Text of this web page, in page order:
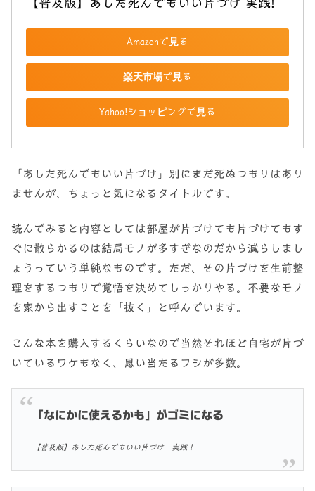
【普及版】あした死んでもいい片づけ 実践!
Amazonで見る
楽天市場で見る
Yahoo!ショッピングで見る
「あした死んでもいい片づけ」別にまだ死ぬつもりはあり
ませんが、ちょっと気になるタイトルです。
読んでみると内容としては部屋が片づけても片づけてもす
ぐに散らかるのは結局モノが多すぎなのだから減らしまし
ょうっていう単純なものです。ただ、その片づけを生前整
理をするつもりで覚悟を決めてしっかりやる。不要なモノ
を家から出すことを「抜く」と呼んでいます。
こんな本を購入するくらいなので当然それほど自宅が片づ
いているワケもなく、思い当たるフシが多数。
「なにかに使えるかも」がゴミになる
【普及版】あした死んでもいい片づけ 実践！